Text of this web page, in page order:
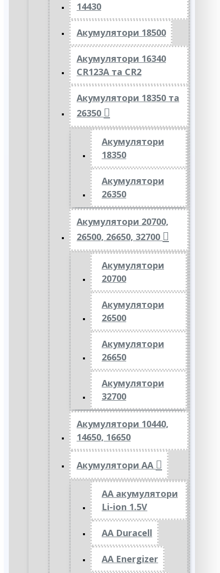
14430
Акумулятори 18500
Акумулятори 16340
CR123A та CR2
Акумулятори 18350 та
26350
Акумулятори
18350
Акумулятори
26350
Акумулятори 20700,
26500, 26650, 32700
Акумулятори
20700
Акумулятори
26500
Акумулятори
26650
Акумулятори
32700
Акумулятори 10440,
14650, 16650
Акумулятори АА
AA акумулятори
Li-ion 1.5V
AA Duracell
AA Energizer